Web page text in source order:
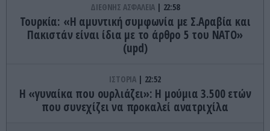
ΔΙΕΘΝΗΣ ΑΣΦΑΛΕΙΑ 22:58
Τουρκία: «Η αμυντική συμφωνία με Σ.Αραβία και
Πακιστάν είναι ίδια με το άρθρο 5 του ΝΑΤΟ»
(upd)
ΙΣΤΟΡΙΑ 22:52
Η «γυναίκα που ουρλιάζει»: Η μούμια 3.500 ετών
που συνεχίζει να προκαλεί ανατριχίλα